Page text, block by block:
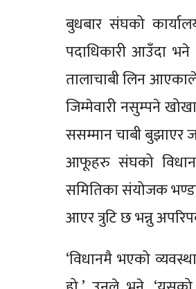
बुधबार संघको
पदाधिकारी आउँदा भने
तालाचाबी लिन
जिम्मेवारी नसुम्पने
ससम्मान चाबी बुझाएर
आफूहरु संघको
समितिका संयोजक
आएर त्रुटि छ भन्नु
‘विधानमै भएको